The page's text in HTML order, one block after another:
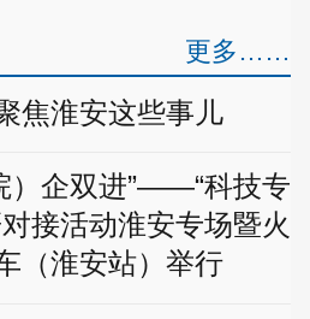
更多……
焦淮安这些事儿
）企双进”——“科技专
接活动淮安专场暨火
（淮安站）举行